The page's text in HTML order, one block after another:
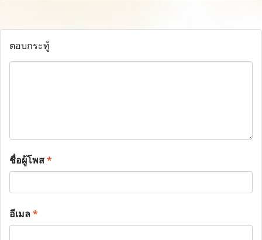
ตอบกระทู้
ชื่อผู้โพส*
อีเมล*